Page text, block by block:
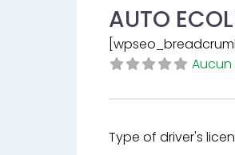
AUTO
Aucun
Type of driver's